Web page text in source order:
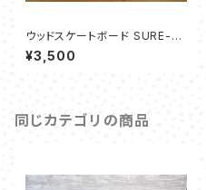
ウッドスケートボード SURE-G
RIP 99P
¥3,500
同じカテゴリの商品